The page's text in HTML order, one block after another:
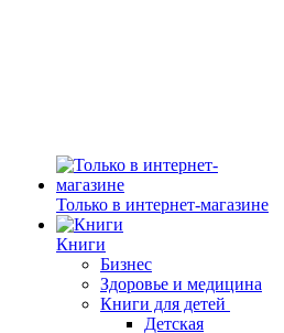
Только в интернет-магазине
Книги
Бизнес
Здоровье и медицина
Книги для детей
Детская